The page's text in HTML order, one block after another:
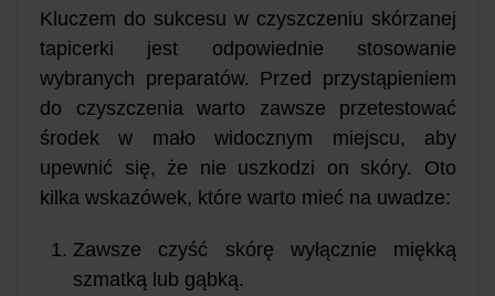
Kluczem do sukcesu w czyszczeniu skórzanej
tapicerki jest odpowiednie stosowanie
wybranych preparatów. Przed przystąpieniem
do czyszczenia warto zawsze przetestować
środek w mało widocznym miejscu, aby
upewnić się, że nie uszkodzi on skóry. Oto
kilka wskazówek, które warto mieć na uwadze:
Zawsze czyść skórę wyłącznie miękką
szmatką lub gąbką.